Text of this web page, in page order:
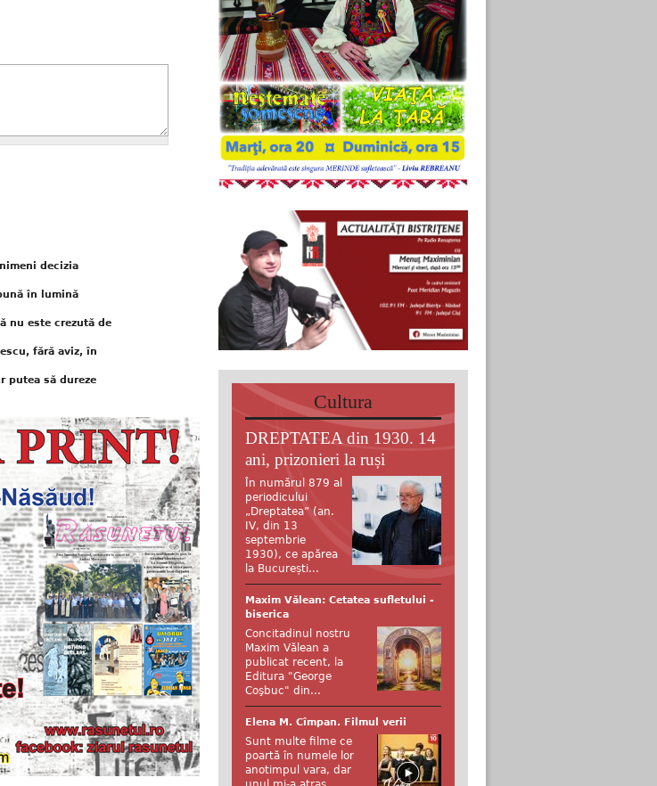
decizia
în lumină
nu este crezută de
fără aviz, în
putea să dureze
Cultura
DREPTATEA din 1930. 14
ani, prizonieri la ruși
În numărul 879 al
periodicului
„Dreptatea” (an.
IV, din 13
septembrie
1930), ce apărea
la București...
Maxim Vălean: Cetatea sufletului -
biserica
Concitadinul nostru
Maxim Vălean a
publicat recent, la
Editura "George
Coşbuc" din...
Elena M. Cîmpan. Filmul verii
Sunt multe filme ce
poartă în numele lor
anotimpul vara, dar